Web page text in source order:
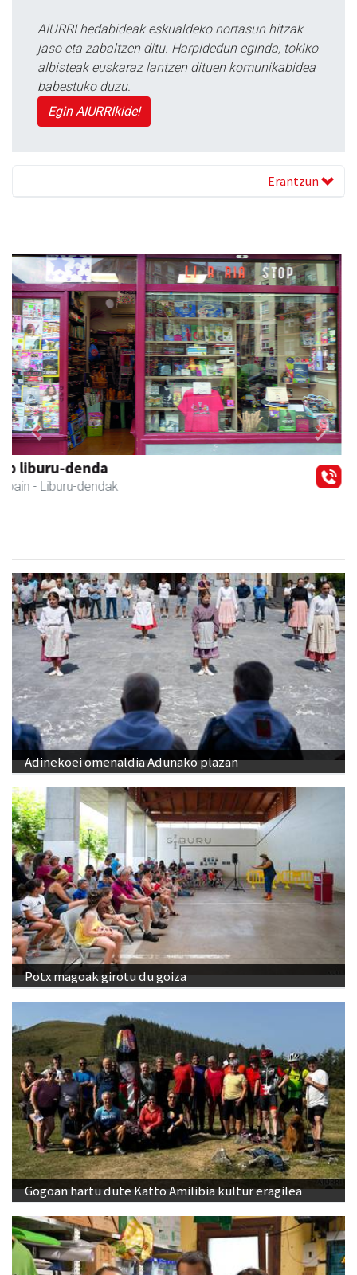
AIURRI hedabideak eskualdeko nortasun hitzak
jaso eta zabaltzen ditu. Harpidedun eginda, tokiko
albisteak euskaraz lantzen dituen komunikabidea
babestuko duzu.
Egin AIURRIkide!
Erantzun
Bengoetxea autoeskola
Andoain - Autoeskolak
Previous Next
Adinekoei omenaldia Adunako plazan
Potx magoak girotu du goiza
Gogoan hartu dute Katto Amilibia kultur eragilea